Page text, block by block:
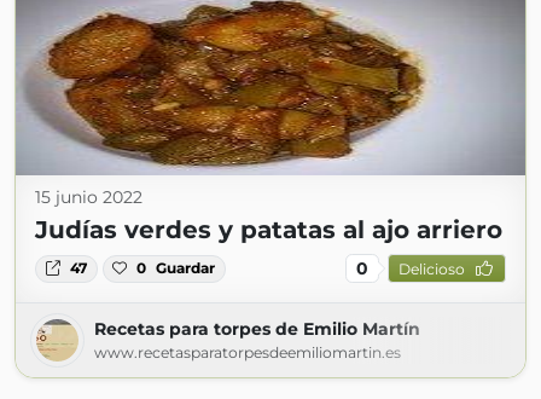
15 junio 2022
Judías verdes y patatas al ajo arriero
47 0 Guardar 0 Delicioso
Recetas para torpes de Emilio Martín
www.recetasparatorpesdeemiliomartin.es